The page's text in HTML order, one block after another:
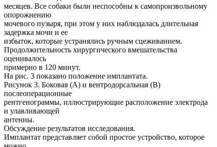
месяцев. Все собаки были неспособны к самопроизвольному
опорожнению
мочевого пузыря, при этом у них наблюдалась длительная
задержка мочи и ее
избыток, которые устранялись ручным сцеживанием.
Продолжительность хирургического вмешательства
оценивалось
примерно в 120 минут.
На рис. 3 показано положение имплантата.
Рисунок 3. Боковая (А) и вентродорсальная (В)
послеоперационные
рентгенограммы, иллюстрирующие расположение электрода
и улавливающей
антенны.
Обсуждение результатов исследования.
Имплантат представляет собой простое устройство, которое